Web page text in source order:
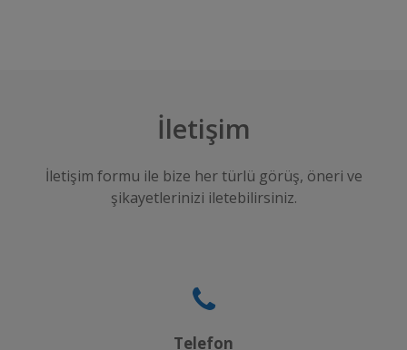
İletişim
İletişim formu ile bize her türlü görüş, öneri ve
şikayetlerinizi iletebilirsiniz.
Telefon